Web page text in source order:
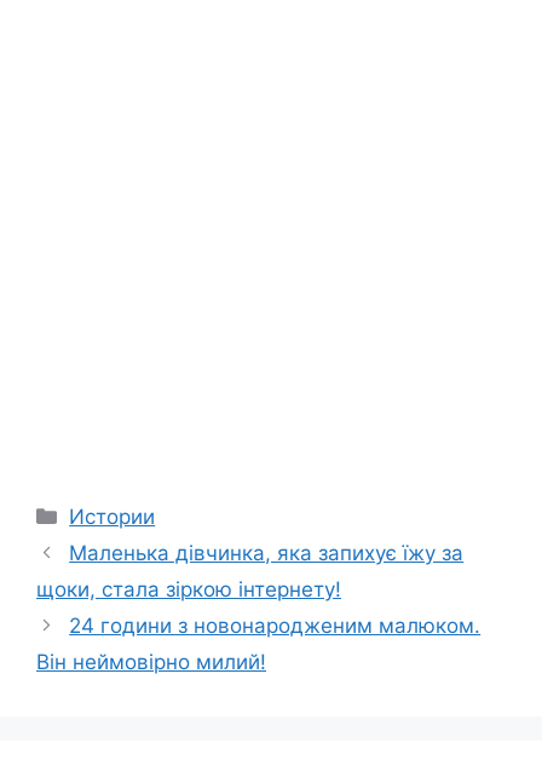
Categories
Истории
Маленька дівчинка, яка запихує їжу за
щоки, стала зіркою інтернету!
24 години з новонародженим малюком.
Він неймовірно милий!